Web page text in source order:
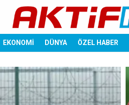
EKONOMİ DÜNYA ÖZEL HABER